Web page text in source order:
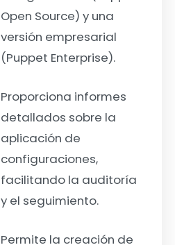
Open Source) y una
versión empresarial
(Puppet Enterprise).
Proporciona informes
detallados sobre la
aplicación de
configuraciones,
facilitando la auditoría
y el seguimiento.
Permite la creación de